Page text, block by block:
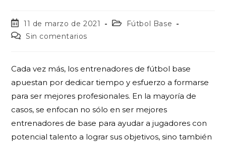
11 de marzo de 2021
Fútbol Base
Sin comentarios
Cada vez más, los entrenadores de fútbol base
apuestan por dedicar tiempo y esfuerzo a formarse
para ser mejores profesionales. En la mayoría de
casos, se enfocan no sólo en ser mejores
entrenadores de base para ayudar a jugadores con
potencial talento a lograr sus objetivos, sino también